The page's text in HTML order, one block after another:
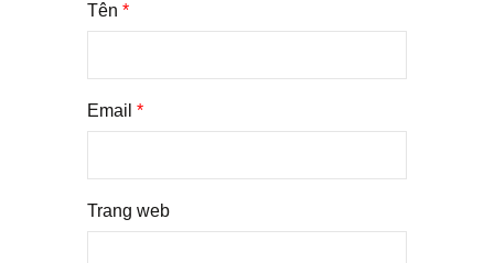
Tên *
Email *
Trang web